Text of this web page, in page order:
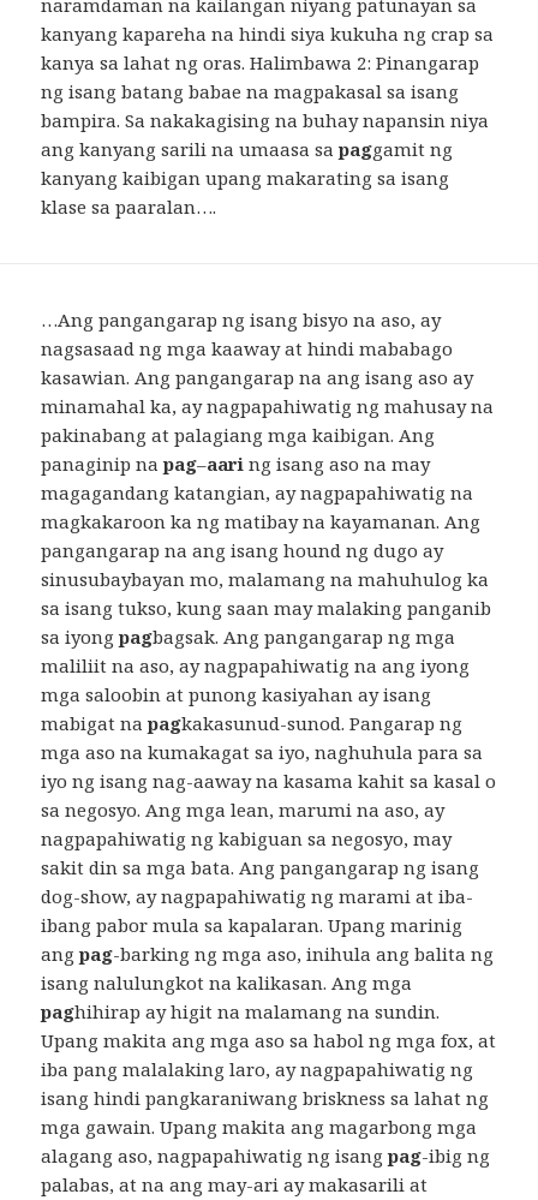
naramdaman na kailangan niyang patunayan sa
kanyang kapareha na hindi siya kukuha ng crap sa
kanya sa lahat ng oras. Halimbawa 2: Pinangarap
ng isang batang babae na magpakasal sa isang
bampira. Sa nakakagising na buhay napansin niya
ang kanyang sarili na umaasa sapaggamit ng
kanyang kaibigan upang makarating sa isang
klase sa paaralan….
…Ang pangangarap ng isang bisyo na aso, ay
nagsasaad ng mga kaaway at hindi mababago
kasawian. Ang pangangarap na ang isang aso ay
minamahal ka, ay nagpapahiwatig ng mahusay na
pakinabang at palagiang mga kaibigan. Ang
panaginip napag–aari ng isang aso na may
magagandang katangian, ay nagpapahiwatig na
magkakaroon ka ng matibay na kayamanan. Ang
pangangarap na ang isang hound ng dugo ay
sinusubaybayan mo, malamang na mahuhulog ka
sa isang tukso, kung saan may malaking panganib
sa iyongpagbagsak. Ang pangangarap ng mga
maliliit na aso, ay nagpapahiwatig na ang iyong
mga saloobin at punong kasiyahan ay isang
mabigat napagkakasunud-sunod. Pangarap ng
mga aso na kumakagat sa iyo, naghuhula para sa
iyo ng isang nag-aaway na kasama kahit sa kasal o
sa negosyo. Ang mga lean, marumi na aso, ay
nagpapahiwatig ng kabiguan sa negosyo, may
sakit din sa mga bata. Ang pangangarap ng isang
dog-show, ay nagpapahiwatig ng marami at iba-
ibang pabor mula sa kapalaran. Upang marinig
angpag-barking ng mga aso, inihula ang balita ng
isang nalulungkot na kalikasan. Ang mga
paghihirap ay higit na malamang na sundin.
Upang makita ang mga aso sa habol ng mga fox, at
iba pang malalaking laro, ay nagpapahiwatig ng
isang hindi pangkaraniwang briskness sa lahat ng
mga gawain. Upang makita ang magarbong mga
alagang aso, nagpapahiwatig ng isangpag-ibig ng
palabas, at na ang may-ari ay makasarili at